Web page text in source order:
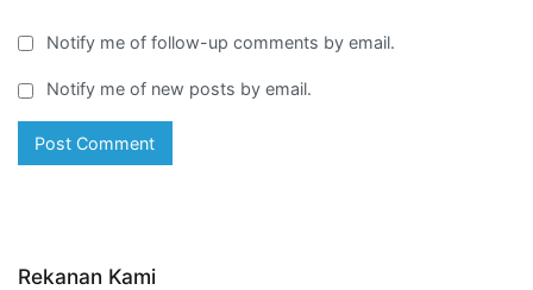
Notify me of follow-up comments by email.
Notify me of new posts by email.
Rekanan Kami